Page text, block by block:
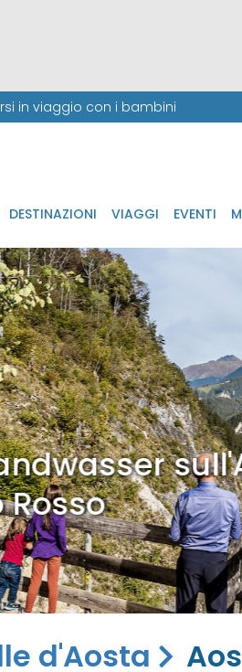
in viaggio con i bambini
DESTINAZIONI VIAGGI EVENTI
d'Aosta